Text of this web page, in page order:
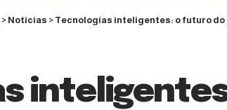
> Noticias > Tecnologias inteligentes: o futuro do